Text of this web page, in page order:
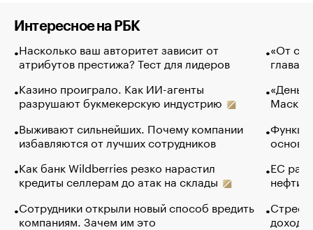
Интересное на РБК
Насколько ваш авторитет зависит от
атрибутов престижа? Тест для лидеров
Казино проиграло. Как ИИ-агенты
разрушают букмекерскую индустрию
Выживают сильнейших. Почему компании
избавляются от лучших сотрудников
Как банк Wildberries резко нарастил
кредиты селлерам до атак на склады
Сотрудники открыли новый способ вредить
компаниям. Зачем им это
«От
глава
Маск в
основ
ЕС
нефти